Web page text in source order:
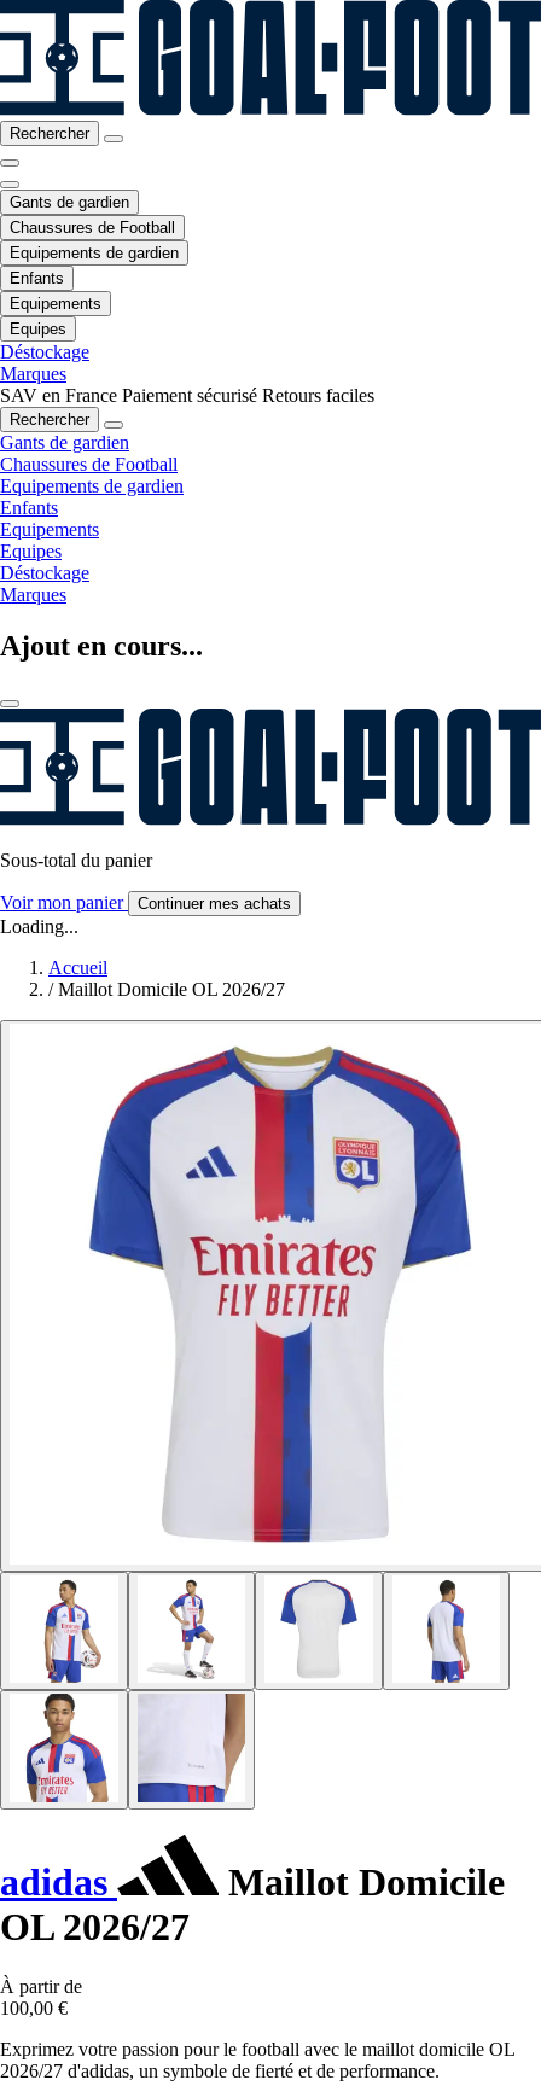
Rechercher
Gants de gardien
Chaussures de Football
Equipements de gardien
Enfants
Equipements
Equipes
Déstockage
Marques
SAV en France Paiement sécurisé Retours faciles
Rechercher
Gants de gardien
Chaussures de Football
Equipements de gardien
Enfants
Equipements
Equipes
Déstockage
Marques
Ajout en cours...
Sous-total du panier
Voir mon panier Continuer mes achats
Loading...
Accueil
/ Maillot Domicile OL 2026/27
adidas
Maillot Domicile
OL 2026/27
À partir de
100,00 €
Exprimez votre passion pour le football avec le maillot domicile OL
2026/27 d'adidas, un symbole de fierté et de performance.